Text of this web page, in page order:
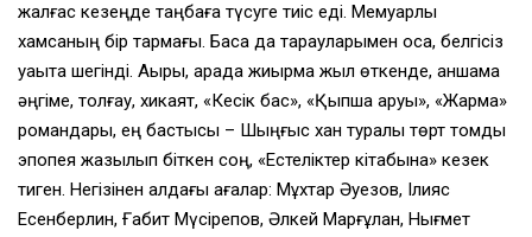
жалғас кезеңде таңбаға түсуге тиіс еді. Мемуарлық
хамсаның бір тармағы. Басқа да тарауларымен қоса, белгісіз
уақытқа шегінді. Ақыры, арада жиырма жыл өткенде, қаншама
әңгіме, толғау, хикаят, «Кесік бас», «Қыпшақ аруы», «Жармақ»
романдары, ең бастысы – Шыңғыс хан туралы төрт томдық
эпопея жазылып біткен соң, «Естеліктер кітабына» кезек
тиген. Негізінен алдағы ағалар: Мұхтар Әуезов, Ілияс
Есенберлин, Ғабит Мүсірепов, Әлкей Марғұлан, Нығмет